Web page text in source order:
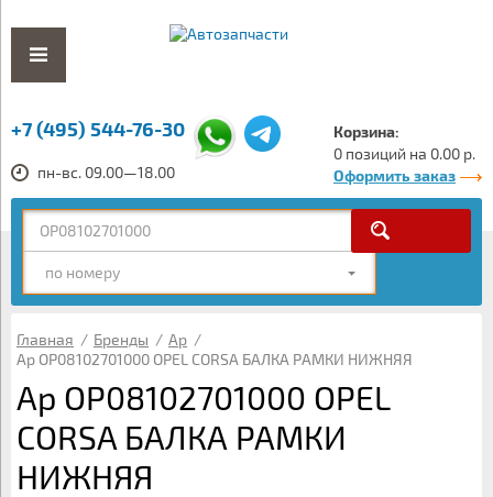
+7 (495) 544-76-30
пн-вс. 09.00—18.00
Корзина:
0 позиций на 0.00 р.
Оформить заказ
по номеру
Главная / Бренды / Ap /
Ap OP08102701000 OPEL CORSA БАЛКА РАМКИ НИЖНЯЯ
Ap OP08102701000 OPEL
CORSA БАЛКА РАМКИ
НИЖНЯЯ